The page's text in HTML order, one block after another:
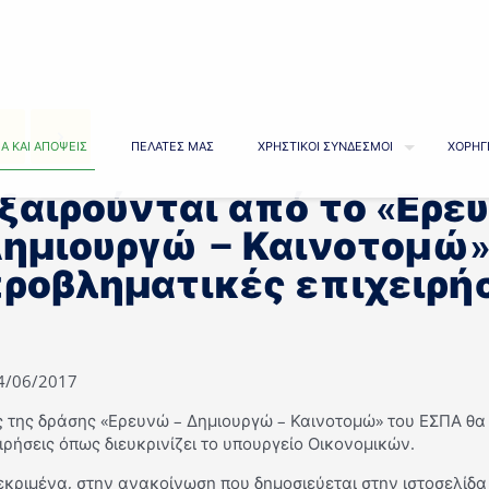
ΚΑΙ ΑΠΟΨΕΙΣ ΠΕΛΑΤΕΣ ΜΑΣ ΧΡΗΣΤΙΚΟΙ ΣΥΝΔΕΣΜΟΙ
από το
–
06/2017
της δράσης «Ερευνώ – Δημιουργώ – Καινοτομώ» του ΕΣΠΑ θα
όπως διευκρινίζει το υπουργείο Οικονομικών.
στην ανακοίνωση που δημοσιεύεται στην